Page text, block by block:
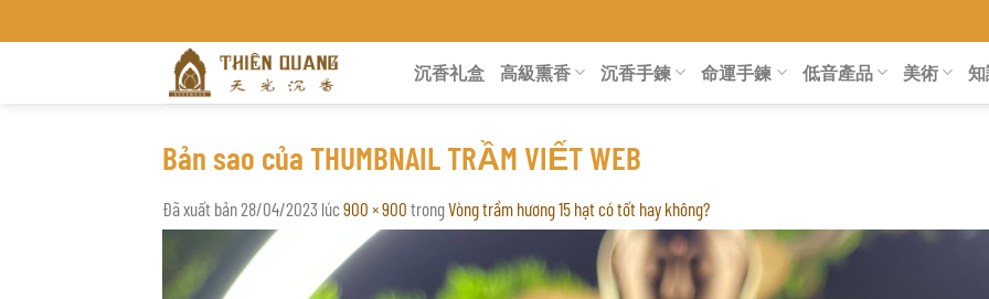
đến
沉香礼盒 高級熏香 沉香手鍊 命運手鍊 低音產品 美術
Bản sao của THUMBNAIL TRẦM VIẾT WEB
Đã xuất bản28/04/2023 lúc900 × 900 trongVòng trầm hương 15 hạt có tốt hay không?